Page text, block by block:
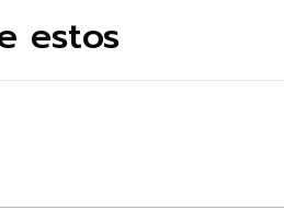
estos